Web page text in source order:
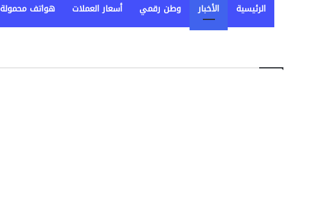
الرئيسية الأخبار وطن رقمي أسعار العملات هواتف محمولة